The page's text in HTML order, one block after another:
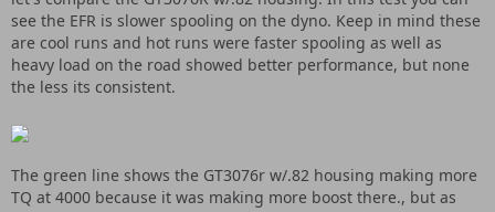
see the EFR is slower spooling on the dyno. Keep in mind these
are cool runs and hot runs were faster spooling as well as
heavy load on the road showed better performance, but none
the less its consistent.
The green line shows the GT3076r w/.82 housing making more
TQ at 4000 because it was making more boost there., but as